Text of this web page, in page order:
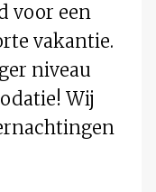
voor een
vakantie.
niveau
Wij